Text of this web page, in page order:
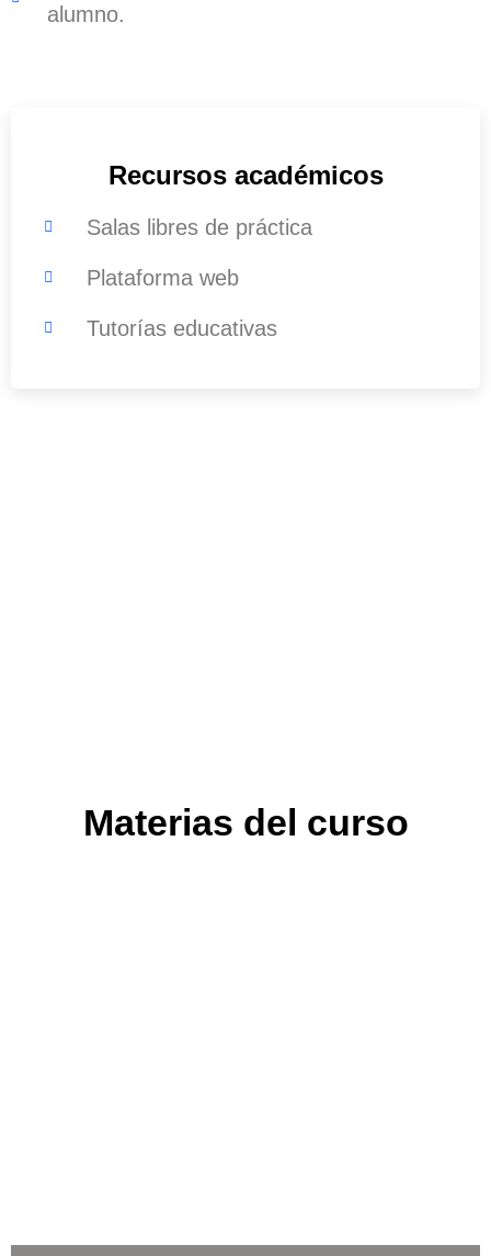
alumno.
Recursos académicos
Salas libres de práctica
Plataforma web
Tutorías educativas
Materias del curso